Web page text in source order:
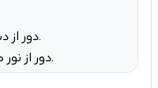
دور از دسترس کودکان نگهداری کنید.
دور از نور مستقیم آفتاب نگهداری شود.